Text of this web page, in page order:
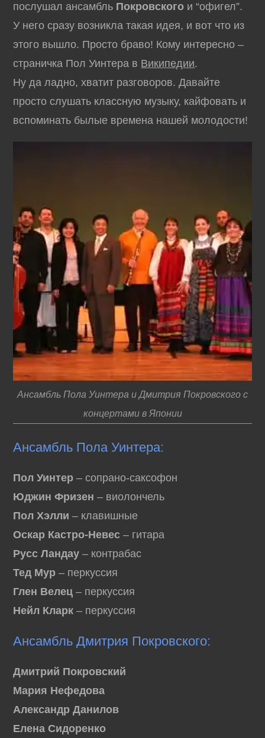
послушал ансамбль Покровского и “офигел”.
У него сразу возникла такая идея, и вот что из
этого вышло. Просто браво! Кому интересно –
страничка Пол Уинтера в Википедии.
Ну да ладно, хватит разговоров. Давайте
просто слушать классную музыку, кайфовать и
вспоминать былые времена нашей молодости!
Ансамбль Пола Уинтера и Дмитрия Покровского с
концертами в Японии
Ансамбль Пола Уинтера:
Пол Уинтер – сопрано-саксофон
Юджин Фризен – виолончель
Пол Хэлли – клавишные
Оскар Кастро-Невес – гитара
Русс Ландау – контрабас
Тед Мур – перкуссия
Глен Велец – перкуссия
Нейл Кларк – перкуссия
Ансамбль Дмитрия Покровского:
Дмитрий Покровский
Мария Нефедова
Александр Данилов
Елена Сидоренко